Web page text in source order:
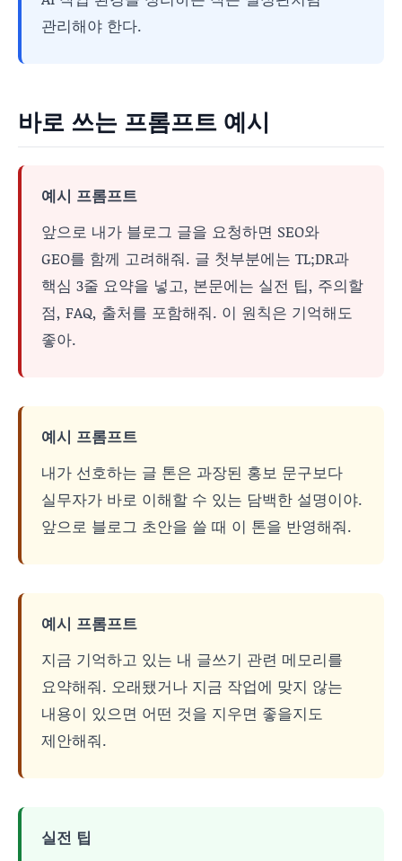
관리해야 한다.
바로 쓰는 프롬프트 예시
예시 프롬프트
앞으로 내가 블로그 글을 요청하면 SEO와
GEO를 함께 고려해줘. 글 첫부분에는 TL;DR과
핵심 3줄 요약을 넣고, 본문에는 실전 팁, 주의할
점, FAQ, 출처를 포함해줘. 이 원칙은 기억해도
좋아.
예시 프롬프트
내가 선호하는 글 톤은 과장된 홍보 문구보다
실무자가 바로 이해할 수 있는 담백한 설명이야.
앞으로 블로그 초안을 쓸 때 이 톤을 반영해줘.
예시 프롬프트
지금 기억하고 있는 내 글쓰기 관련 메모리를
요약해줘. 오래됐거나 지금 작업에 맞지 않는
내용이 있으면 어떤 것을 지우면 좋을지도
제안해줘.
실전 팁